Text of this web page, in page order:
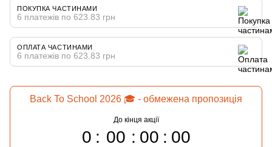
ПОКУПКА ЧАСТИНАМИ
6 платежів по 623.83 грн
ОПЛАТА ЧАСТИНАМИ
6 платежів по 623.83 грн
Back To School 2026 🎓 - обмежена пропозиція
До кінця акції
0 00 00 00